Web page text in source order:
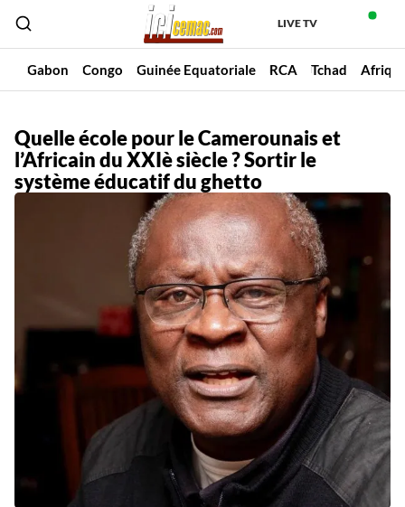
LIVE TV
Gabon Congo Guinée Equatoriale RCA Tchad
Quelle école pour le Camerounais et
l’Africain du XXIè siècle ? Sortir le
système éducatif du ghetto